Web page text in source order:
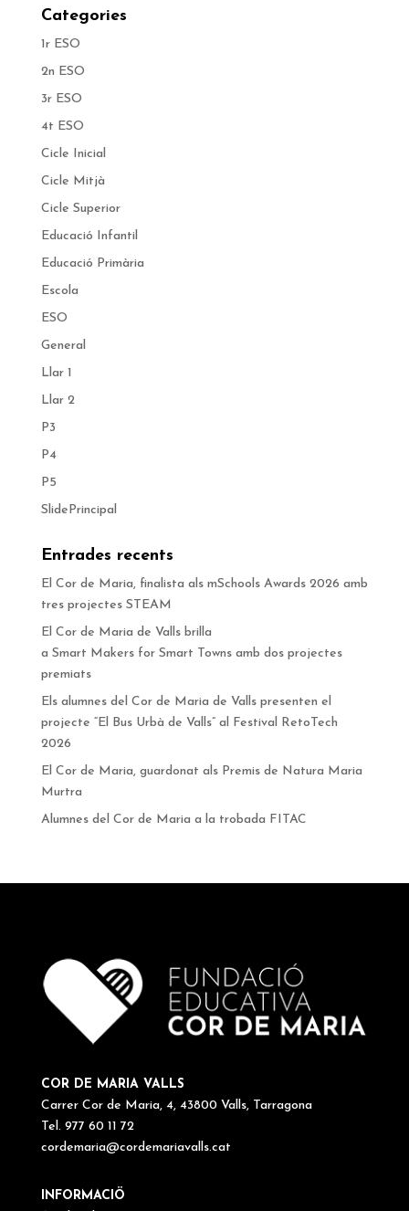
Categories
1r ESO
2n ESO
3r ESO
4t ESO
Cicle Inicial
Cicle Mitjà
Cicle Superior
Educació Infantil
Educació Primària
Escola
ESO
General
Llar 1
Llar 2
P3
P4
P5
SlidePrincipal
Entrades recents
El Cor de Maria, finalista als mSchools Awards 2026 amb
tres projectes STEAM
El Cor de Maria de Valls brilla
a Smart Makers for Smart Towns amb dos projectes
premiats
Els alumnes del Cor de Maria de Valls presenten el
projecte “El Bus Urbà de Valls” al Festival RetoTech
2026
El Cor de Maria, guardonat als Premis de Natura Maria
Murtra
Alumnes del Cor de Maria a la trobada FITAC
COR DE MARIA VALLS
Carrer Cor de Maria, 4, 43800 Valls, Tarragona
Tel. 977 60 11 72
cordemaria@cordemariavalls.cat
INFORMACIÖ